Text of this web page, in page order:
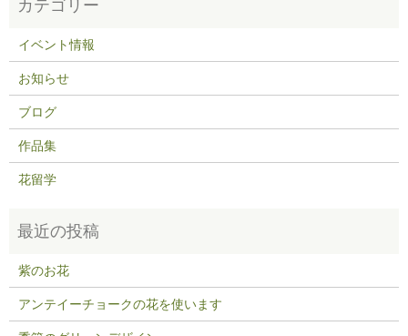
イベント情報
お知らせ
ブログ
作品集
花留学
紫のお花
アンテイーチョークの花を使います